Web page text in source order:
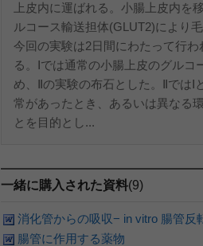
上皮内に運ばれる。小腸上皮内
ルコース輸送担体(GLUT2)により
今回の実験は2日間にわたって行
る。Ⅰでは通常の小腸上皮のグル
め、Ⅱの実験の布石とした。Ⅱでは
常があったとき、あるいは異なる
とを目的とし...
一緒に購入された資料(9)
消化管からの吸収− in vitro 腸管反
腸管に作用する薬物